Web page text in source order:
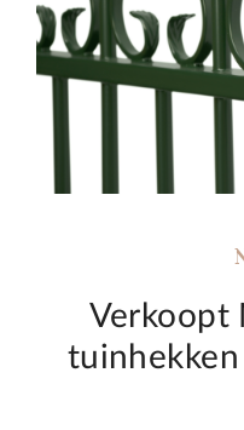
Verkoopt
tuinhekken